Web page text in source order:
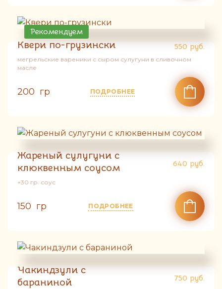
Рекомендуем
Квери по-грузински 550 руб.
мегрельские вареники с сыром сулугуни в сливочном
масле
200 гр ПОДРОБНЕЕ
Жареный сулугуни с
клюквенным соусом
640 руб.
+30 гр. соус
150 гр ПОДРОБНЕЕ
Чакиндзули с
бараниной
750 руб.